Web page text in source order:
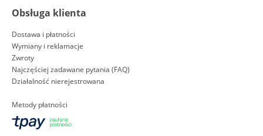
Obsługa klienta
Dostawa i płatności
Wymiany i reklamacje
Zwroty
Najczęściej zadawane pytania (FAQ)
Działalność nierejestrowana
Metody płatności